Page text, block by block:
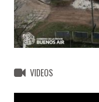
VIDEOS